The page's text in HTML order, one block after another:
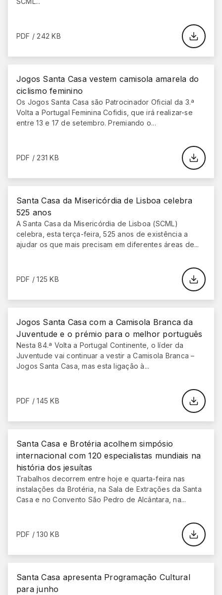
PDF / 242 KB
Jogos Santa Casa vestem camisola amarela do
ciclismo feminino
Os Jogos Santa Casa são Patrocinador Oficial da 3.ª
Volta a Portugal Feminina Cofidis, que irá realizar-se
entre 13 e 17 de setembro. Premiando o...
PDF / 231 KB
Santa Casa da Misericórdia de Lisboa celebra
525 anos
A Santa Casa da Misericórdia de Lisboa (SCML)
celebra, esta terça-feira, 525 anos de existência a
ajudar os que mais precisam em diferentes áreas de...
PDF / 125 KB
Jogos Santa Casa com a Camisola Branca da
Juventude e o prémio para o melhor português
Nesta 84.ª Volta a Portugal Continente, o líder da
Juventude vai continuar a vestir a Camisola Branca –
Jogos Santa Casa, mas esta ligação à...
PDF / 145 KB
Santa Casa e Brotéria acolhem simpósio
internacional com 120 especialistas mundiais na
história dos jesuítas
Trabalhos decorrem entre hoje e quarta-feira nas
instalações da Brotéria, na Sala de Extrações da Santa
Casa e no Convento São Pedro de Alcântara, na...
PDF / 130 KB
Santa Casa apresenta Programação Cultural
para junho